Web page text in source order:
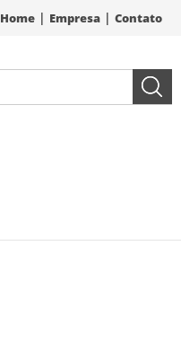
Home| Empresa| Contato